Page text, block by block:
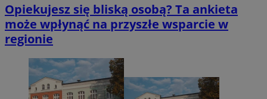
Opiekujesz się bliską osobą? Ta ankieta
może wpłynąć na przyszłe wsparcie w
regionie